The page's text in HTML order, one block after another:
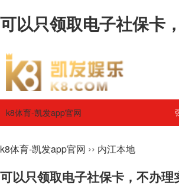
可以只领取电子社保卡
k8体育-凯发app官网
k8体育-凯发app官网 ›› 内江本地
可以只领取电子社保卡，不办理